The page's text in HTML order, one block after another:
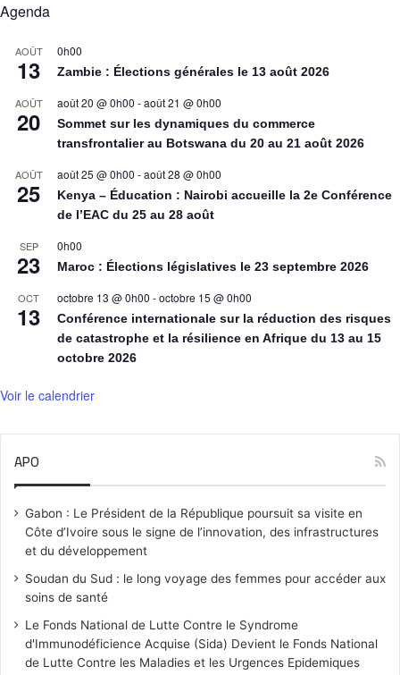
Agenda
AOÛT
13
0h00
Zambie : Élections générales le 13 août 2026
AOÛT
20
août 20 @ 0h00 -août 21 @ 0h00
Sommet sur les dynamiques du commerce
transfrontalier au Botswana du 20 au 21 août 2026
AOÛT
25
août 25 @ 0h00 -août 28 @ 0h00
Kenya – Éducation : Nairobi accueille la 2e Conférence
de l’EAC du 25 au 28 août
SEP
23
0h00
Maroc : Élections législatives le 23 septembre 2026
OCT
13
octobre 13 @ 0h00 -octobre 15 @ 0h00
Conférence internationale sur la réduction des risques
de catastrophe et la résilience en Afrique du 13 au 15
octobre 2026
Voir le calendrier
APO
Gabon : Le Président de la République poursuit sa visite en
Côte d’Ivoire sous le signe de l’innovation, des infrastructures
et du développement
Soudan du Sud : le long voyage des femmes pour accéder aux
soins de santé
Le Fonds National de Lutte Contre le Syndrome
d'Immunodéficience Acquise (Sida) Devient le Fonds National
de Lutte Contre les Maladies et les Urgences Epidemiques